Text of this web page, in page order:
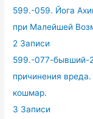
599.-059. Йога
при Малейшей
2 Записи
599.-077-бывший-
причинения
кошмар.
3 Записи